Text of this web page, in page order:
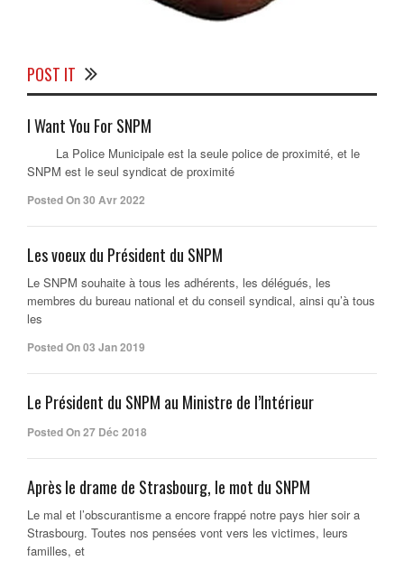
POST IT
I Want You For SNPM
La Police Municipale est la seule police de proximité, et le
SNPM est le seul syndicat de proximité
Posted On 30 Avr 2022
Les voeux du Président du SNPM
Le SNPM souhaite à tous les adhérents, les délégués, les
membres du bureau national et du conseil syndical, ainsi qu’à tous
les
Posted On 03 Jan 2019
Le Président du SNPM au Ministre de l’Intérieur
Posted On 27 Déc 2018
Après le drame de Strasbourg, le mot du SNPM
Le mal et l’obscurantisme a encore frappé notre pays hier soir a
Strasbourg. Toutes nos pensées vont vers les victimes, leurs
familles, et